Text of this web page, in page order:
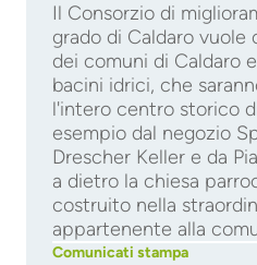
Il Consorzio di
grado di Caldaro vuole
dei comuni di Caldaro
bacini idrici, che
l'intero centro storico
esempio dal negozio
Drescher Keller e da
a dietro la chiesa
costruito nella
appartenente alla
Comunicati stampa